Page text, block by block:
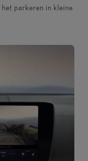
parkeren in kleine